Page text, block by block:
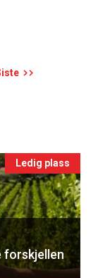
Ledig plass
forskjellen